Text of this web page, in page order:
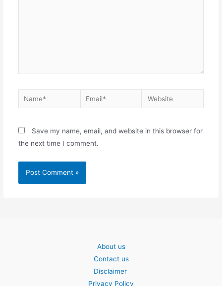
Name* Email* Website
Save my name, email, and website in this browser for
the next time I comment.
About us
Contact us
Disclaimer
Privacy Policy